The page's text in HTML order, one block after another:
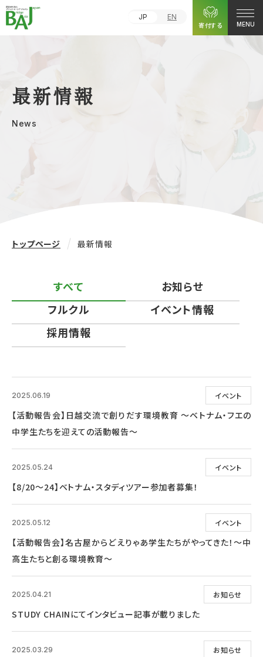
JP
EN
寄付する
MENU
最新情報
News
トップページ 最新情報
すべて
お知らせ
フルクル
イベント情報
採用情報
イベント
2025.06.19
【活動報告会】日越交流で創りだす環境教育 ～ベトナム・フエの
中学生たちを迎えての活動報告～
イベント
2025.05.24
【8/20～24】ベトナム・スタディツアー参加者募集！
イベント
2025.05.12
【活動報告会】名古屋からどえりゃあ学生たちがやってきた！～中
高生たちと創る環境教育～
お知らせ
2025.04.21
STUDY CHAINにてインタビュー記事が載りました
お知らせ
2025.03.29